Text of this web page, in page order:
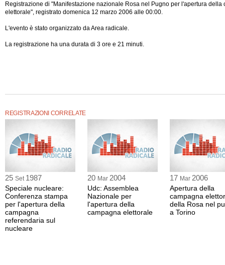
Registrazione di "Manifestazione nazionale Rosa nel Pugno per l'apertura della
elettorale", registrato domenica 12 marzo 2006 alle 00:00.
L'evento è stato organizzato da Area radicale.
La registrazione ha una durata di 3 ore e 21 minuti.
REGISTRAZIONI CORRELATE
25 Set 1987
Speciale nucleare:
Conferenza stampa
per l'apertura della
campagna
referendaria sul
nucleare
20 Mar 2004
Udc: Assemblea
Nazionale per
l'apertura della
campagna elettorale
17 Mar 2006
Apertura della
campagna
della Rosa nel
a Torino